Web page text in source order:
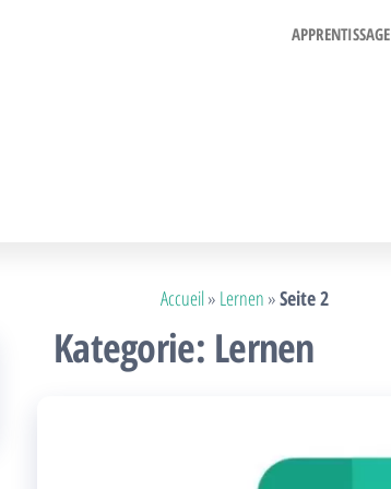
APPRENTISSAGE
Accueil» Lernen »Seite 2
Kategorie: Lernen